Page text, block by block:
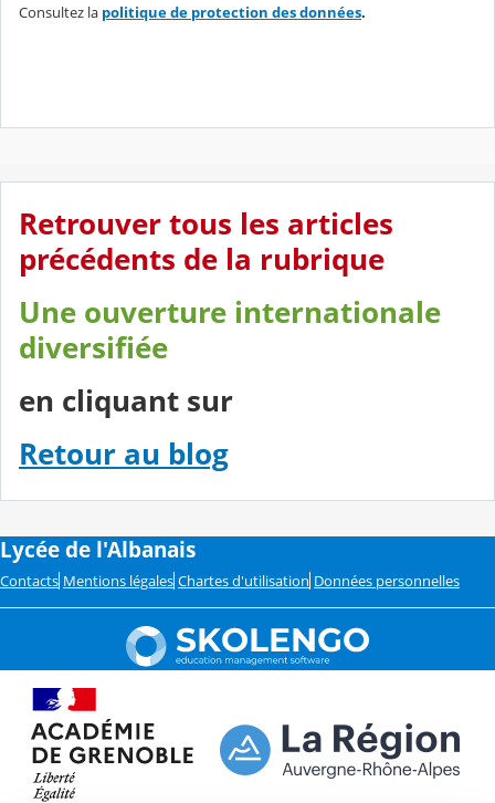
Consultez la politique de protection des données.
Retrouver tous les articles
précédents de la rubrique
Une ouverture internationale
diversifiée
en cliquant sur
Retour au blog
Lycée de l'Albanais
Contacts Mentions légales Chartes d'utilisation Données personnelles